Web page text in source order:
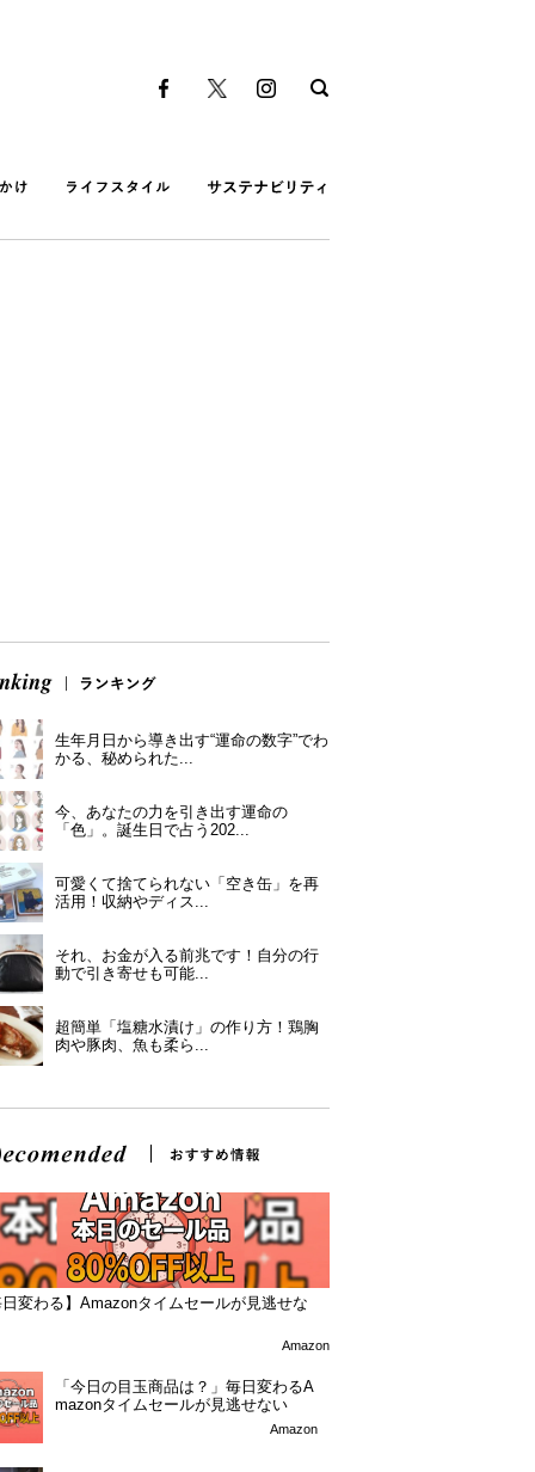
生年月日から導き出す“運命の数字”でわ
かる、秘められた...
今、あなたの力を引き出す運命の
「色」。誕生日で占う202...
可愛くて捨てられない「空き缶」を再
活用！収納やディス...
それ、お金が入る前兆です！自分の行
動で引き寄せも可能...
超簡単「塩糖水漬け」の作り方！鶏胸
肉や豚肉、魚も柔ら...
変わる】Amazonタイムセールが見逃せな
Amazon
「今日の目玉商品は？」毎日変わるA
mazonタイムセールが見逃せない
Amazon